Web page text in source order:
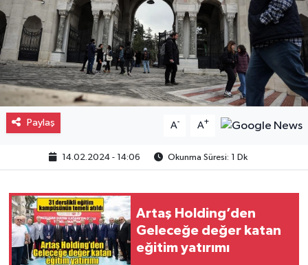
Paylaş A- A+
14.02.2024 - 14:06 Okunma Süresi: 1 Dk
Artaş Holding’den
Geleceğe değer katan
eğitim yatırımı